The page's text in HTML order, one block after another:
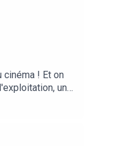
! Et on
un
podcast des